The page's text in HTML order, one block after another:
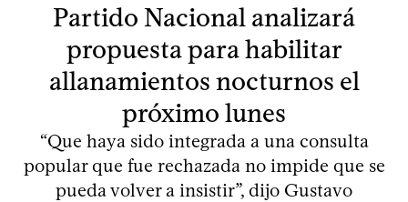
Partido Nacional analizará
propuesta para habilitar
allanamientos nocturnos el
próximo lunes
“Que haya sido integrada a una consulta
popular que fue rechazada no impide que se
pueda volver a insistir”, dijo Gustavo